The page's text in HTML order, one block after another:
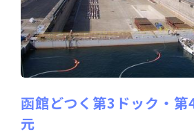
函館どつく第3ドック・
元